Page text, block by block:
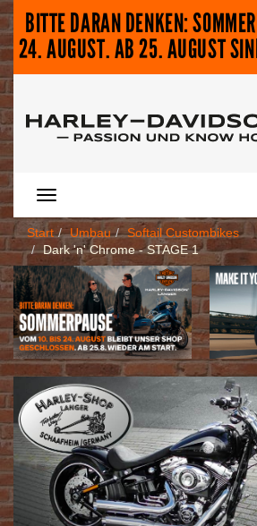
BITTE DARAN DENKEN:
24. AUGUST. AB 25. AUGUST
Menü
Start Umbau
Softail Custombikes
Dark 'n' Chrome - STAGE 1